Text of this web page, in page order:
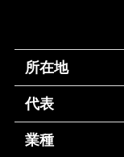
所在地
代表
業種